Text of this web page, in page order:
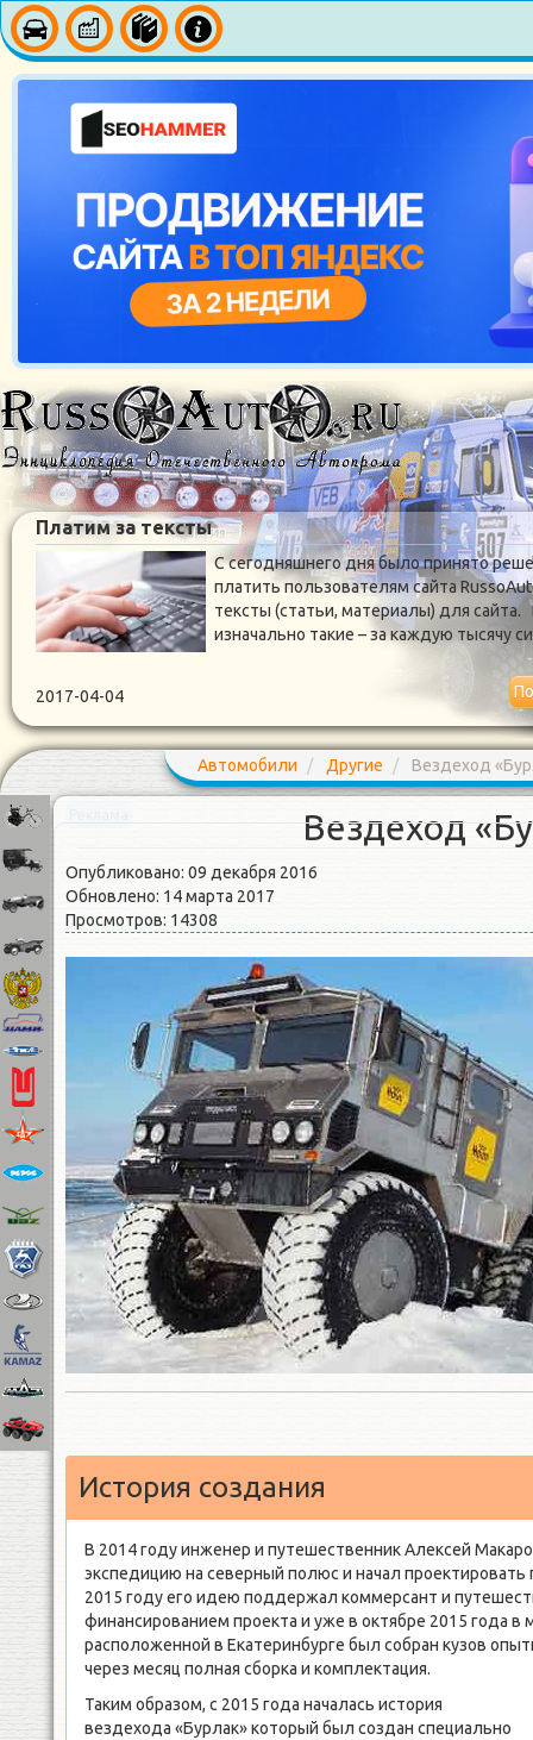
Платим за тексты
С сегодняшнего дня было принято
платить пользователям сайта
тексты (статьи, материалы) для сайта.
изначально такие – за каждую тысячу
2017-04-04
Автомобили Другие Вездеход
Вездеход
Опубликовано: 09 декабря 2016
Обновлено: 14 марта 2017
Просмотров: 14308
История создания
В 2014 году инженер и путешественник Алексей
экспедицию на северный полюс и начал
2015 году его идею поддержал коммерсант и
финансированием проекта и уже в октябре 2015 года в
расположенной в Екатеринбурге был собран кузов
через месяц полная сборка и комплектация.
Таким образом, с 2015 года началась история
вездехода «Бурлак» который был создан специально